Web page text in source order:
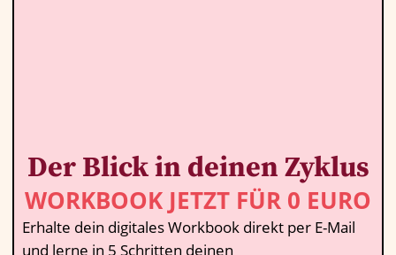
Der Blick in deinen Zyklus
WORKBOOK JETZT FÜR 0 EURO
Erhalte dein digitales Workbook direkt per E-Mail
und lerne in 5 Schritten deinen